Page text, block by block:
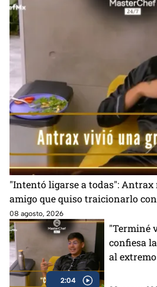
"Intentó ligarse a todas": Antrax
amigo que quiso traicionarlo
08 agosto, 2026
2:04
"Terminé
confiesa
al